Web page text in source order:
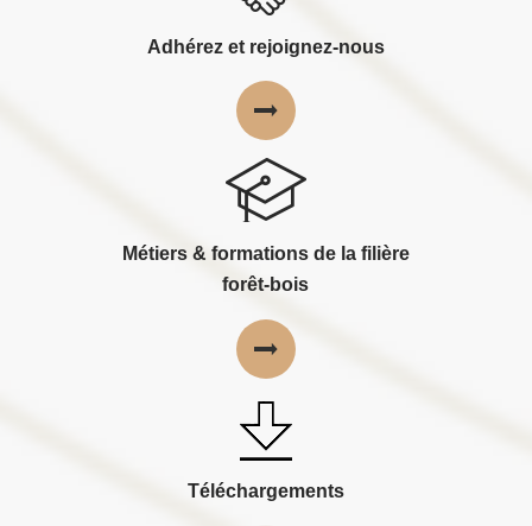
Adhérez et rejoignez-nous
Métiers & formations de la filière
forêt-bois
Téléchargements